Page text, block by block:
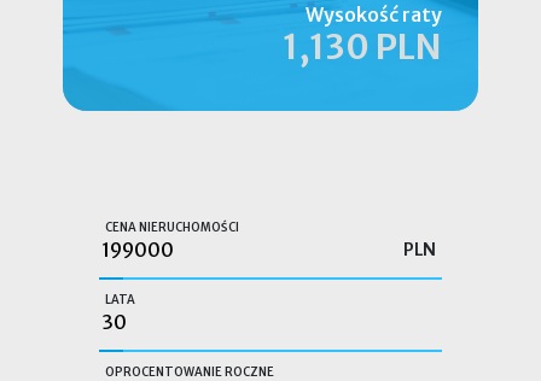
Wysokość raty
1,130 PLN
CENA NIERUCHOMOŚCI
PLN
LATA
OPROCENTOWANIE ROCZNE